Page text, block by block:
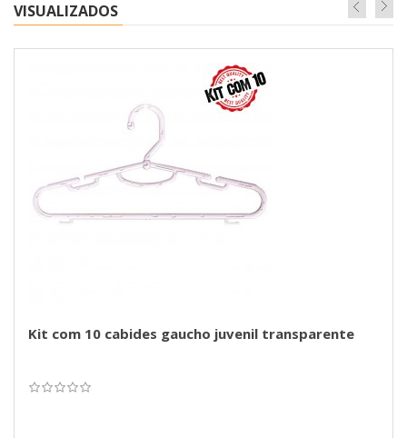
VISUALIZADOS
Kit com 10 cabides gaucho juvenil transparente